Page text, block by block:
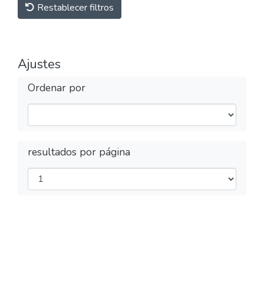
Restablecer filtros
Ajustes
Ordenar por
resultados por página